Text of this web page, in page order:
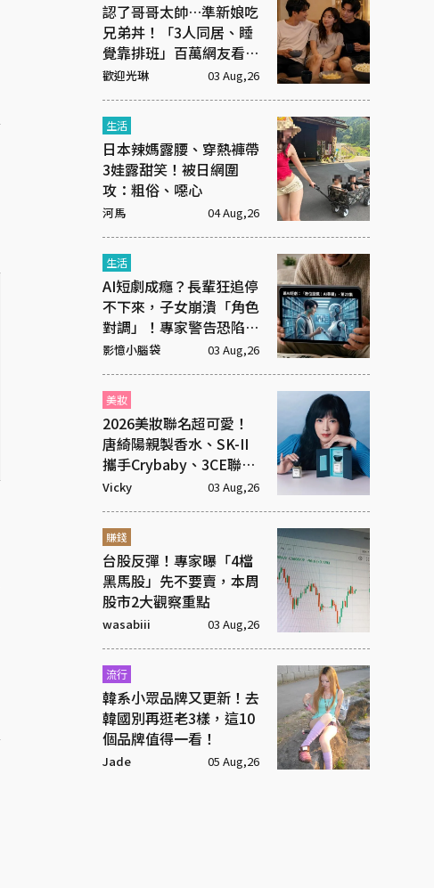
認了哥哥太帥…準新娘吃
兄弟丼！「3人同居、睡
覺靠排班」百萬網友看傻
眼
歡迎光琳 03 Aug,26
生活
日本辣媽露腰、穿熱褲帶
3娃露甜笑！被日網圍
攻：粗俗、噁心
河馬 04 Aug,26
生活
AI短劇成癮？長輩狂追停
不下來，子女崩潰「角色
對調」！專家警告恐陷腦
腐
影憶小腦袋 03 Aug,26
美妝
2026美妝聯名超可愛！
唐綺陽親製香水、SK-II
攜手Crybaby、3CE聯名
超潮飾品
Vicky 03 Aug,26
賺錢
台股反彈！專家曝「4檔
黑馬股」先不要賣，本周
股市2大觀察重點
wasabiii 03 Aug,26
流行
韓系小眾品牌又更新！去
韓國別再逛老3樣，這10
個品牌值得一看！
Jade 05 Aug,26